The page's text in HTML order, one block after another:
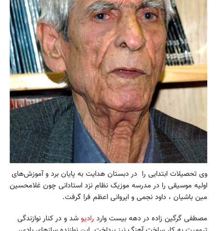
وی تحصیلات ابتدایى را در دبستان هدایت به پایان برد و آموزش‌های
اولیه موسیقی را در مدرسه موزیک نظام نزد استادانی چون غلامحسین
مین باشیان ، داود نجمی و ایروانی اعظم فرا گرفت.
مصطفی گرگین زاده در دهه بیست وارد رادیو شد و در کنار نوازندگی